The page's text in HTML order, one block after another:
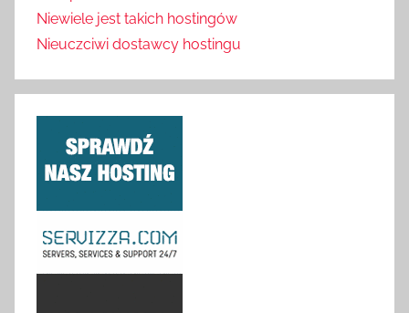
Niewiele jest takich hostingów
Nieuczciwi dostawcy hostingu